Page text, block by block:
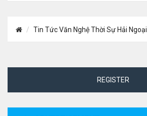
Tin Tức Văn Nghệ Thời Sự Hải Ngoại
REGISTER